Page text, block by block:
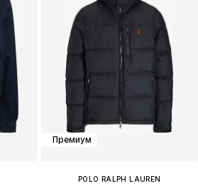
Премиум
POLO RALPH LAUREN